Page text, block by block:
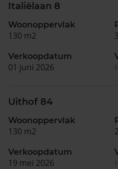
Italiëlaan 8
Woonoppervlak
130 m2
Verkoopdatum
01 juni 2026
Uithof 84
Woonoppervlak
130 m2
Verkoopdatum
19 mei 2026